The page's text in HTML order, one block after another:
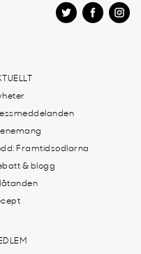
Framtidsodlarna
& blogg